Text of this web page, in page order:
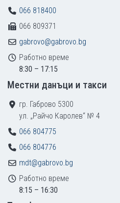
066 818400
066 809371
gabrovo@gabrovo.bg
Работно време
8:30 – 17:15
Местни данъци и такси
гр. Габрово 5300
ул. „Райчо Каролев“ № 4
066 804775
066 804776
mdt@gabrovo.bg
Работно време
8:15 – 16:30